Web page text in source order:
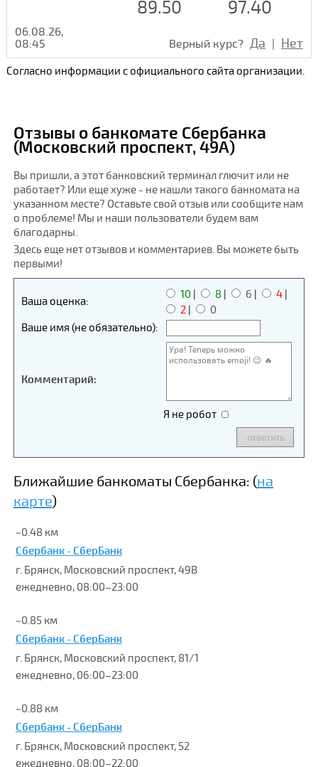
89.50 97.40
06.08.26,
08:45
Верный курс? Да | Нет
Согласно информации с официального сайта организации.
Отзывы о банкомате Сбербанка
(Московский проспект, 49А)
Вы пришли, а этот банковский терминал глючит или не
работает? Или еще хуже - не нашли такого банкомата на
указанном месте? Оставьте свой отзыв или сообщите нам
о проблеме! Мы и наши пользователи будем вам
благодарны.
Здесь еще нет отзывов и комментариев. Вы можете быть
первыми!
Ваша оценка:
10 | 8 | 6 | 4|
2|
0
Ваше имя (не обязательно):
Комментарий:
Я не робот
Ближайшие банкоматы Сбербанка: (на
карте)
~0.48 км
Сбербанк - СберБанк
г. Брянск, Московский проспект, 49В
ежедневно, 08:00–23:00
~0.85 км
Сбербанк - СберБанк
г. Брянск, Московский проспект, 81/1
ежедневно, 06:00–23:00
~0.88 км
Сбербанк - СберБанк
г. Брянск, Московский проспект, 52
ежедневно, 08:00–22:00